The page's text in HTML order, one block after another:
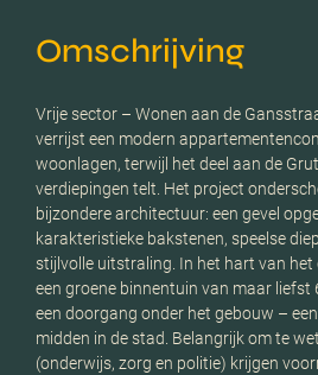
Omschrijving
Vrije sector – Wonen aan de
verrijst een modern
woonlagen, terwijl het deel aan de
verdiepingen telt. Het project
bijzondere architectuur: een gevel
karakteristieke bakstenen, speelse
stijlvolle uitstraling. In het hart van het
een groene binnentuin van maar liefst
een doorgang onder het gebouw –
midden in de stad. Belangrijk om te
(onderwijs, zorg en politie) krijgen